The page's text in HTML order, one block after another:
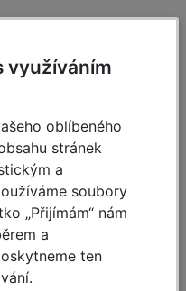
m
využíváním
oblíbeného
stránek
a
soubory
„Přijímám“ nám
a
ten